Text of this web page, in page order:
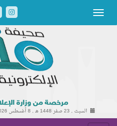
السبت , 23 صفر 1448 هـ , 8 أغسطس 2026 م |